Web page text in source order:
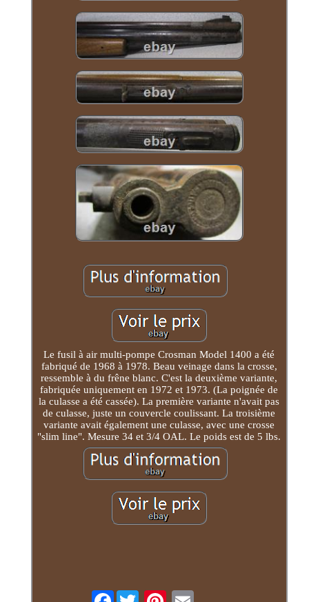
Le fusil à air multi-pompe Crosman Model 1400 a été
fabriqué de 1968 à 1978. Beau veinage dans la crosse,
ressemble à du frêne blanc. C'est la deuxième variante,
fabriquée uniquement en 1972 et 1973. (La poignée de
la culasse a été cassée). La première variante n'avait pas
de culasse, juste un couvercle coulissant. La troisième
variante avait également une culasse, avec une crosse
"slim line". Mesure 34 et 3/4 OAL. Le poids est de 5 lbs.
Facebook